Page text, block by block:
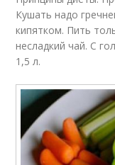
Кушать надо
кипятком. Пить
несладкий чай. С
1,5 л.